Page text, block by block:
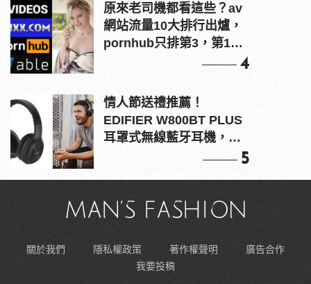
原來老司機都看這些？av
網站流量10大排行出爐，
pornhub只排第3，第1名
4
情人節送禮推薦！
EDIFIER W800BT PLUS
耳罩式無線藍牙耳機，在
5
關於我們 隱私權政策 著作權聲明
廣告合作
我要投稿